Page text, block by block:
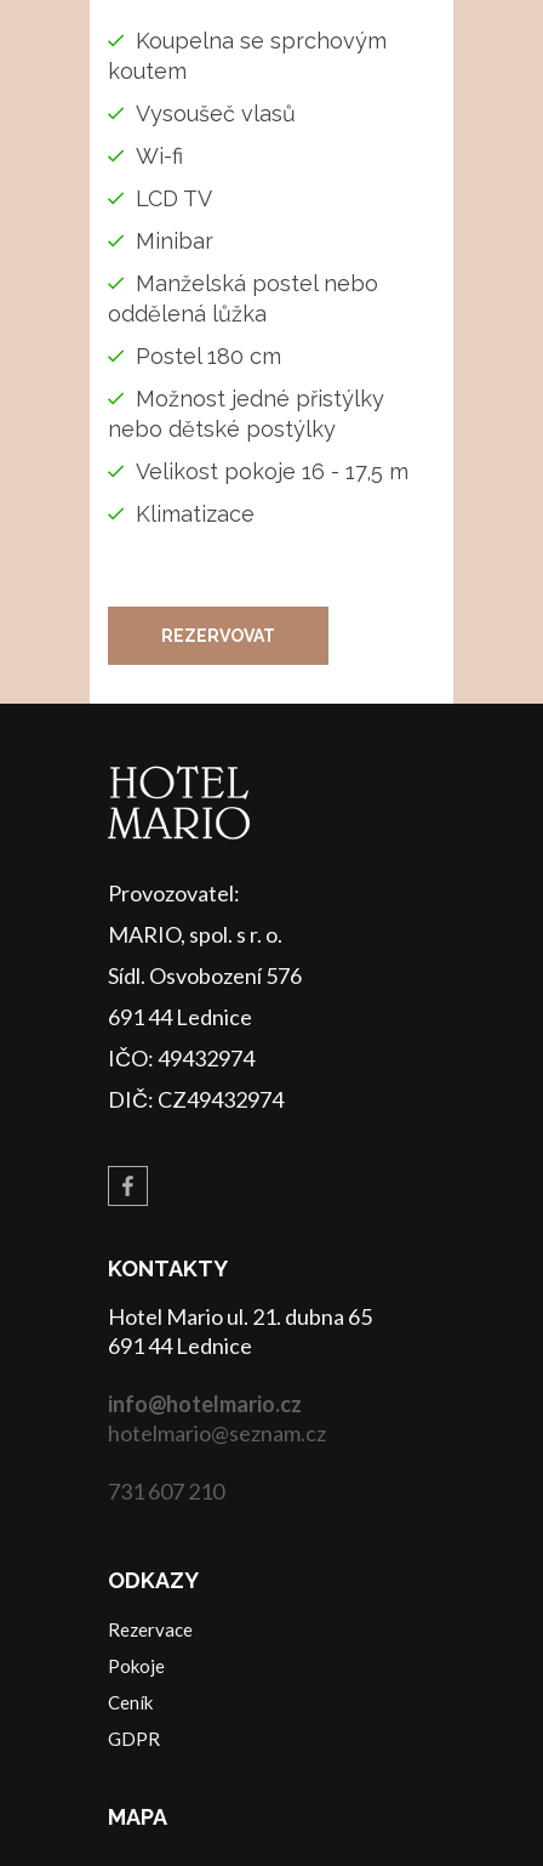
Koupelna se sprchovým
koutem
Vysoušeč vlasů
Wi-fi
LCD TV
Minibar
Manželská postel nebo
oddělená lůžka
Postel 180 cm
Možnost jedné přistýlky
nebo dětské postýlky
Velikost pokoje 16 - 17,5 m
Klimatizace
REZERVOVAT
Provozovatel:
MARIO, spol. s r. o.
Sídl. Osvobození 576
691 44 Lednice
IČO: 49432974
DIČ: CZ49432974
KONTAKTY
Hotel Mario ul. 21. dubna 65
691 44 Lednice
info@hotelmario.cz
hotelmario@seznam.cz
731 607 210
ODKAZY
Rezervace
Pokoje
Ceník
GDPR
MAPA